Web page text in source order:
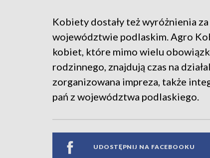
Kobiety dostały też wyróżnienia
województwie podlaskim. Agro
kobiet, które mimo wielu
rodzinnego, znajdują czas na
zorganizowana impreza, także
pań z województwa podlaskiego.
UDOSTĘPNIJ NA FACEBOOKU